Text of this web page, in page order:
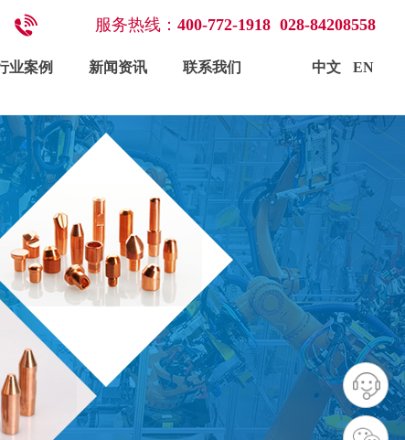
服务热线： 400-772-1918 028-84208558
业案例 新闻资讯 联系我们 中文 EN